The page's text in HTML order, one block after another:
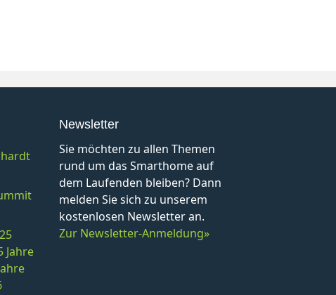
Jahre
Newsletter
Sie möchten zu allen Themen
rund um das Smarthome auf
dem Laufenden bleiben? Dann
melden Sie sich zu unserem
kostenlosen Newsletter an.
Zur Newsletter-Anmeldung»